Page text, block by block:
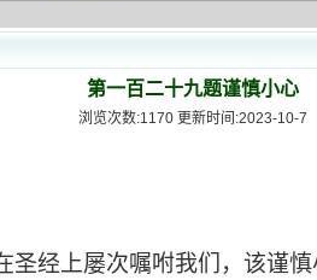
第一百二十九题谨慎小心
浏览次数:1170 更新时间:2023-10-7
圣经上屡次嘱咐我们，该谨